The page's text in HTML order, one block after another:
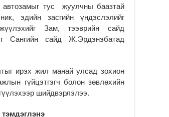
автозамыг тус жуулчны баазтай
эдийн засгийн үндэслэлийг
Зам, тээврийн сайд
Сангийн сайд Ж.Эрдэнэбатад
ирэх жил манай улсад зохион
гүйцэтгэгч болон зөвлөхийн
шийдвэрлэлээ.